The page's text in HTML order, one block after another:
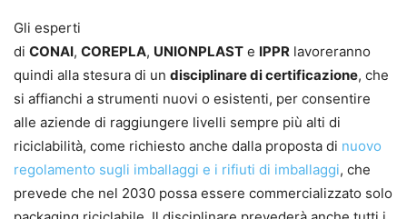
Gli esperti
di CONAI, COREPLA, UNIONPLAST e IPPR lavoreranno
quindi alla stesura di un disciplinare di certificazione, che
si affianchi a strumenti nuovi o esistenti, per consentire
alle aziende di raggiungere livelli sempre più alti di
riciclabilità, come richiesto anche dalla proposta di nuovo
regolamento sugli imballaggi e i rifiuti di imballaggi, che
prevede che nel 2030 possa essere commercializzato solo